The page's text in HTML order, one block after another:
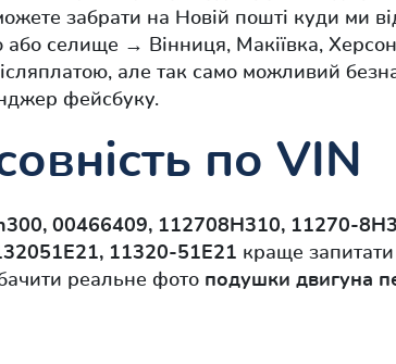
забрати на Новій пошті куди ми
або селище → Вінниця, Макіївка,
але так само можливий
фейсбуку.
по VIN
00466409, 112708H310, 11270-
11320-51E21 краще
реальне фото подушки двигуна